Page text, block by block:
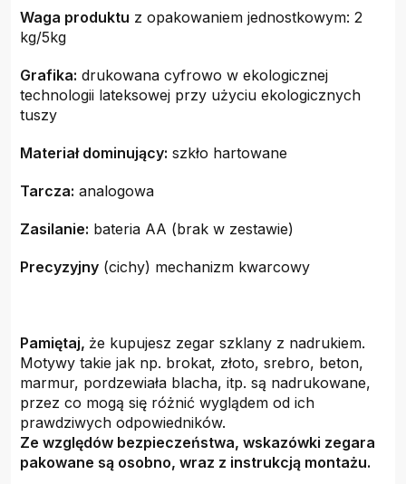
Waga produktu z opakowaniem jednostkowym: 2
kg/5kg
Grafika: drukowana cyfrowo w ekologicznej
technologii lateksowej przy użyciu ekologicznych
tuszy
Materiał dominujący: szkło hartowane
Tarcza: analogowa
Zasilanie: bateria AA (brak w zestawie)
Precyzyjny (cichy) mechanizm kwarcowy
Pamiętaj, że kupujesz zegar szklany z nadrukiem.
Motywy takie jak np. brokat, złoto, srebro, beton,
marmur, pordzewiała blacha, itp. są nadrukowane,
przez co mogą się różnić wyglądem od ich
prawdziwych odpowiedników.
Ze względów bezpieczeństwa, wskazówki zegara
pakowane są osobno, wraz z instrukcją montażu.